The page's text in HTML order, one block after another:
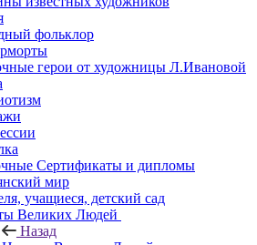
фольклор
герои от художницы Л.Ивановой
Сертификаты и дипломы
мир
учащиеся, детский сад
Великих Людей
Назад